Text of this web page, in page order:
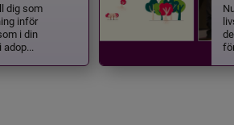
dig som
inför
i din